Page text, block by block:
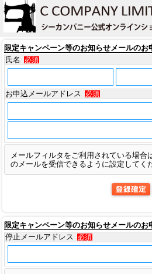
限定キャンペーン等のお知らせメールのお
氏名
必須
お申込メールアドレス 必須
メールフィルタをご利用されている場合
のメールを受信できるように設定してく
限定キャンペーン等のお知らせメールのお
停止メールアドレス
必須